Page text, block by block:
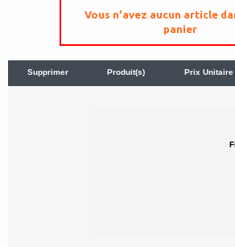
Vous n'avez aucun article
panier
Supprimer Produit(s) Prix Unitaire